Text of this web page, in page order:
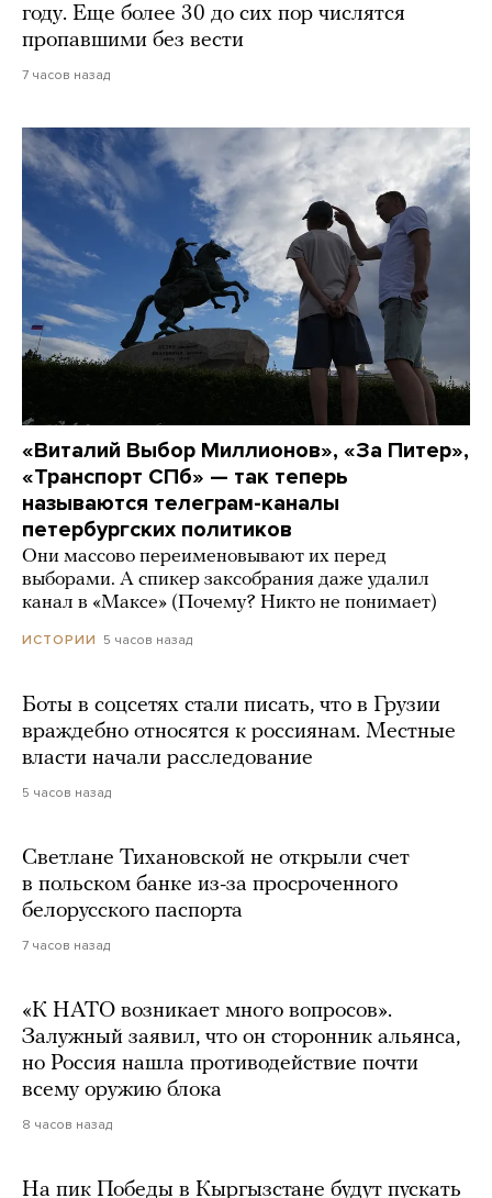
году. Еще более 30 до сих пор числятся
пропавшими без вести
7 часов назад
«Виталий Выбор Миллионов», «За Питер»,
«Транспорт СПб» — так теперь
называются телеграм-каналы
петербургских политиков
Они массово переименовывают их перед
выборами. А спикер заксобрания даже удалил
канал в «Максе» (Почему? Никто не понимает)
ИСТОРИИ 5 часов назад
Боты в соцсетях стали писать, что в Грузии
враждебно относятся к россиянам. Местные
власти начали расследование
5 часов назад
Светлане Тихановской не открыли счет
в польском банке из-за просроченного
белорусского паспорта
7 часов назад
«К НАТО возникает много вопросов».
Залужный заявил, что он сторонник альянса,
но Россия нашла противодействие почти
всему оружию блока
8 часов назад
На пик Победы в Кыргызстане будут пускать